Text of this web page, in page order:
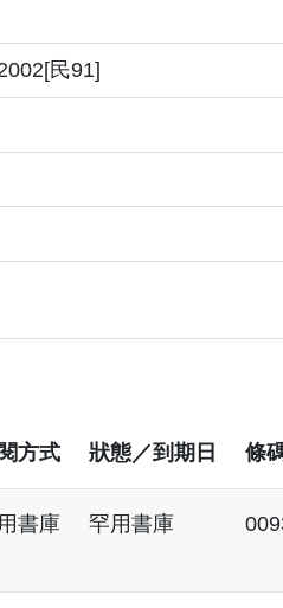
民91]
方式 狀態／到期日 條
書庫 罕用書庫